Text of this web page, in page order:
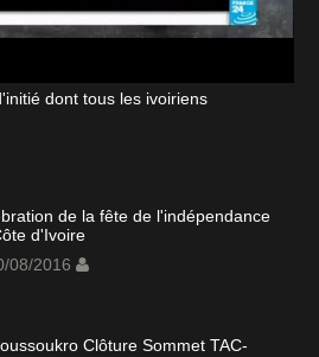
dont tous les ivoiriens
de la fête de l'indépendance
d'Ivoire
08/2016
Clôture Sommet TAC-